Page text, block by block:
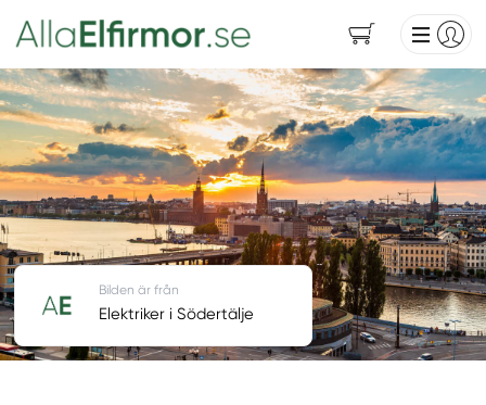
Bilden är från
Elektriker i Södertälje